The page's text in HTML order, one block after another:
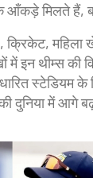
मिलते हैं,
महिला
थीम्स की
स्टेडियम
दुनिया में आगे